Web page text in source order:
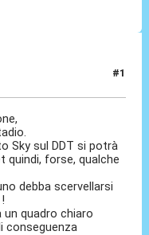
#1
Sky sul DDT si potrà
quindi, forse, qualche
debba scervellarsi
un quadro chiaro
conseguenza